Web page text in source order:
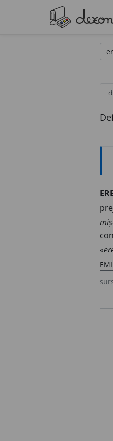
ERE
«